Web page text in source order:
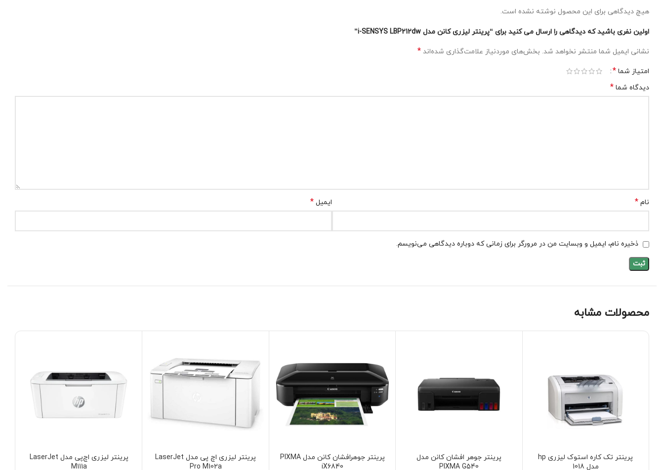
هیچ دیدگاهی برای این محصول نوشته نشده است.
اولین نفری باشید که دیدگاهی را ارسال می کنید برای “پرینتر لیزری کانن مدل i-SENSYS LBP212dw”
نشانی ایمیل شما منتشر نخواهد شد. بخش‌های موردنیاز علامت‌گذاری شده‌اند *
امتیاز شما *
دیدگاه شما *
نام * ایمیل *
ذخیره نام، ایمیل و وبسایت من در مرورگر برای زمانی که دوباره دیدگاهی می‌نویسم.
محصولات مشابه
پرینتر تک کاره استوک لیزری hp
مدل 1018
پرینتر جوهر افشان کانن مدل
PIXMA G540
پرینتر جوهرافشان کانن مدل PIXMA
iX6840
پرینتر لیزری اچ پی مدل LaserJet
Pro M102a
پرینتر لیزری اچ‌پی مدل LaserJet
M111a